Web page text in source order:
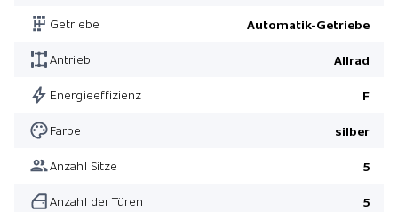
Getriebe Automatik-Getriebe
Antrieb Allrad
Energieeffizienz F
Farbe silber
Anzahl Sitze 5
Anzahl der Türen 5